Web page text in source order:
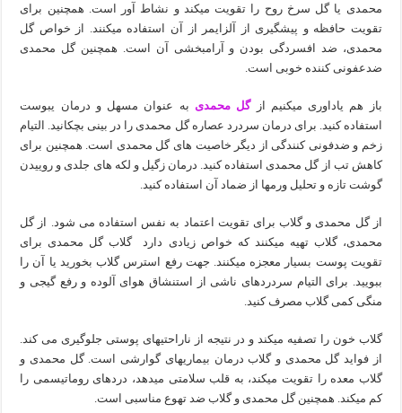
محمدی یا گل سرخ روح را تقویت میکند و نشاط آور است. همچنین برای
تقویت حافظه و پیشگیری از آلزایمر از آن استفاده میکنند. از خواص گل
محمدی، ضد افسردگی بودن و آرامبخشی آن است. همچنین گل محمدی
ضدعفونی کننده خوبی است.
باز هم یاداوری میکنیم ازگل محمدی به عنوان مسهل و درمان یبوست
استفاده کنید. برای درمان سردرد عصاره گل محمدی را در بینی بچکانید. التیام
زخم و ضدفونی کنندگی از دیگر خاصیت های گل محمدی است. همچنین برای
کاهش تب از گل محمدی استفاده کنید. درمان زگیل و لکه ‏های جلدی و روییدن
گوشت تازه و تحلیل ورمها از ضماد آن استفاده کنید.
از گل محمدی و گلاب برای تقویت اعتماد به نفس استفاده می شود. از گل
محمدی، گلاب تهیه میکنند که خواص زیادی دارد گلاب گل محمدی برای
تقویت پوست بسیار معجزه میکنند. جهت رفع استرس گلاب بخورید یا آن را
ببویید. برای التیام سردردهای ناشی از استنشاق هوای آلوده و رفع گیجی و
منگی کمی گلاب مصرف کنید.
گلاب خون را تصفیه میکند و در نتیجه از ناراحتیهای پوستی جلوگیری می کند.
از فواید گل محمدی و گلاب درمان بیماریهای گوارشی است. گل محمدی و
گلاب معده را تقویت میکند، به قلب سلامتی میدهد، دردهای روماتیسمی را
کم میکند. همچنین گل محمدی و گلاب ضد تهوع مناسبی است.